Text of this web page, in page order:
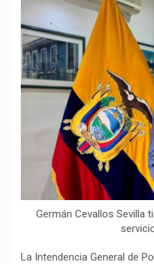
c
e
b
o
o
a
s
p
l
e
a
m
p
L
k
Germán Cevallos Sevilla
La Intendencia General de